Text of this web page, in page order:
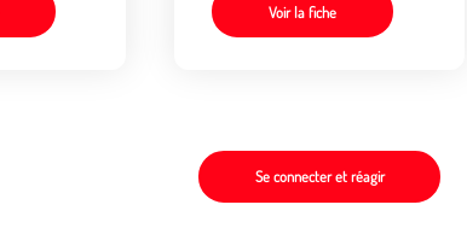
Voir la fiche
Se connecter et réagir